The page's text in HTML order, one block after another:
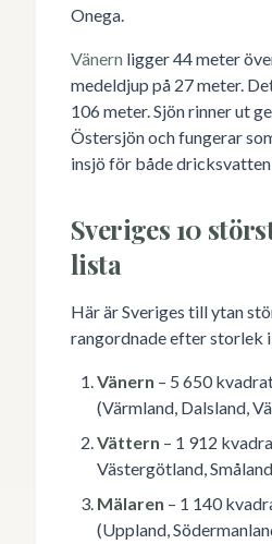
Onega.
Vänern ligger 44 meter
medeldjup på 27 meter.
106 meter. Sjön rinner ut
Östersjön och fungerar
insjö för både
Sveriges 10
lista
Här är Sveriges till ytan
rangordnade efter storlek
Vänern – 5 650
(Värmland, Dalsland,
Vättern – 1 912
Västergötland,
Mälaren – 1 140
(Uppland,